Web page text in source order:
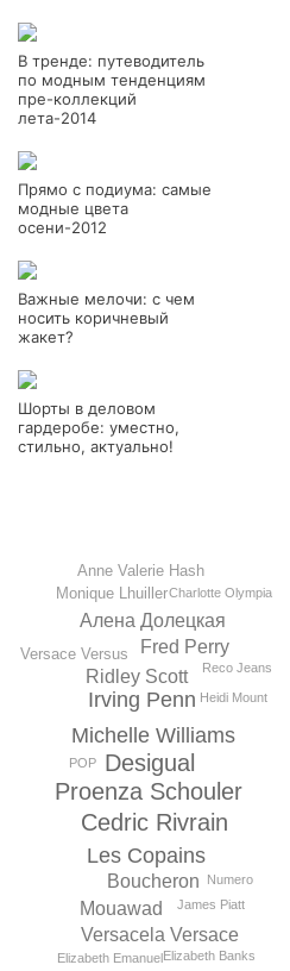
В тренде: путеводитель
по модным тенденциям
пре-коллекций
лета-2014
Прямо с подиума: самые
модные цвета
осени-2012
Важные мелочи: с чем
носить коричневый
жакет?
Шорты в деловом
гардеробе: уместно,
стильно, актуально!
Proenza Schouler
Cedric Rivrain
Desigual
Les Copains
Michelle Williams
Irving Penn
Boucheron
Ridley Scott
Mouawad
Versacela Versace
Fred Perry
Алена Долецкая
Monique Lhuiller
Versace Versus
Anne Valеrie Hash
POP
James Piatt
Elizabeth EmanuelElizabeth Banks
Heidi Mount
Reco Jeans
Charlotte Olympia
Numero